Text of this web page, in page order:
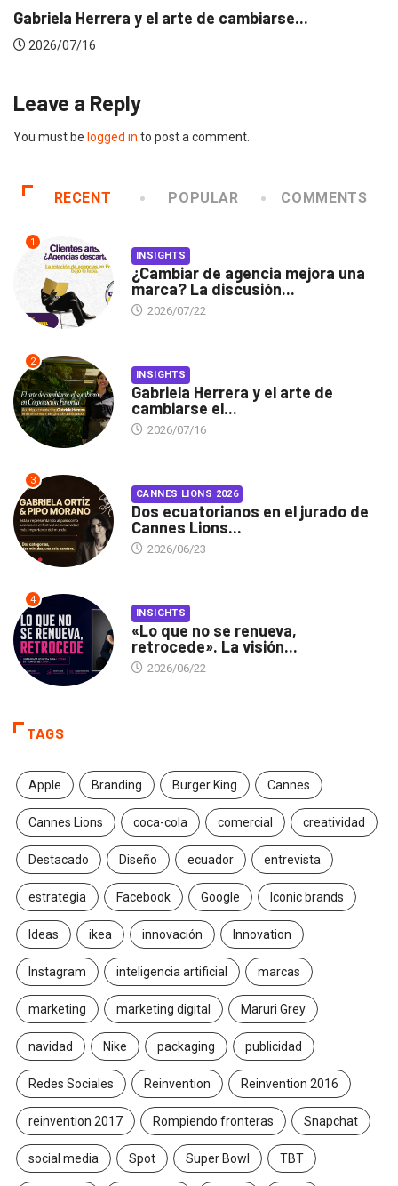
Gabriela Herrera y el arte de cambiarse...
2026/07/16
Leave a Reply
You must be logged in to post a comment.
RECENT POPULAR COMMENTS
1
INSIGHTS
¿Cambiar de agencia mejora una
marca? La discusión...
2026/07/22
2
INSIGHTS
Gabriela Herrera y el arte de
cambiarse el...
2026/07/16
3
CANNES LIONS 2026
Dos ecuatorianos en el jurado de
Cannes Lions...
2026/06/23
4
INSIGHTS
«Lo que no se renueva,
retrocede». La visión...
2026/06/22
TAGS
Apple Branding Burger King Cannes
Cannes Lions coca-cola comercial creatividad
Destacado Diseño ecuador entrevista
estrategia Facebook Google Iconic brands
Ideas ikea innovación Innovation
Instagram inteligencia artificial marcas
marketing marketing digital Maruri Grey
navidad Nike packaging publicidad
Redes Sociales Reinvention Reinvention 2016
reinvention 2017 Rompiendo fronteras Snapchat
social media Spot Super Bowl TBT